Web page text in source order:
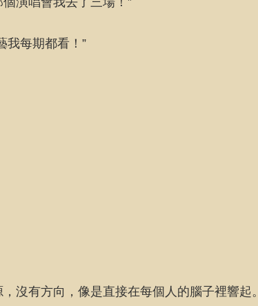
我每期都看！”
沒有方向，像是直接在每個人的腦子裡響起。